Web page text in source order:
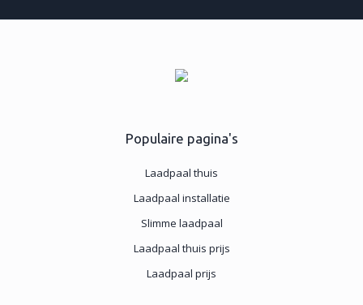
Populaire pagina's
Laadpaal thuis
Laadpaal installatie
Slimme laadpaal
Laadpaal thuis prijs
Laadpaal prijs